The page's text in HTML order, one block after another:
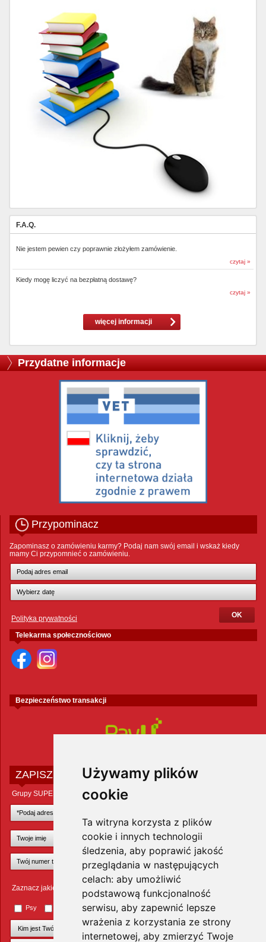
Używamy plików
cookie
Ta witryna korzysta z plików
cookie i innych technologii
śledzenia, aby poprawić jakość
przeglądania w następujących
celach: aby umożliwić
podstawową funkcjonalność
serwisu, aby zapewnić lepsze
wrażenia z korzystania ze strony
internetowej, aby zmierzyć Twoje
F.A.Q.
Nie jestem pewien czy poprawnie złożyłem zamówienie.
czytaj »
Kiedy mogę liczyć na bezpłatną dostawę?
czytaj »
więcej informacji
Przydatne informacje
Przypominacz
Zapominasz o zamówieniu karmy? Podaj nam swój email i wskaż kiedy
mamy Ci przypomnieć o zamówieniu.
Polityka prywatności
Telekarma społecznościowo
Bezpieczeństwo transakcji
ZAPISZ SIĘ DO NEWSLETTERA
Grupy SUPER ZOO POLAND Sp. z o.o.
Zaznacz jakie zwierzęta Cię interesują
Psy Małe ssaki Ptaki Inne zwierzęta